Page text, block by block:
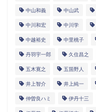
中山和義 中山武
中川和宏 中川学
中越裕史 中里桃子
丹羽宇一郎 久住昌之
五木寛之 五箇野人
井上智介 井上純一
仲曽良ハミ 伊丹十三